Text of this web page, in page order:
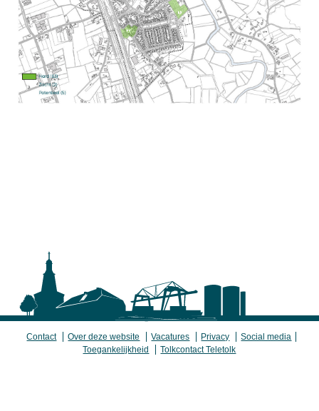
Contact Over deze website Vacatures Privacy
Social media
Toegankelijkheid
Tolkcontact Teletolk